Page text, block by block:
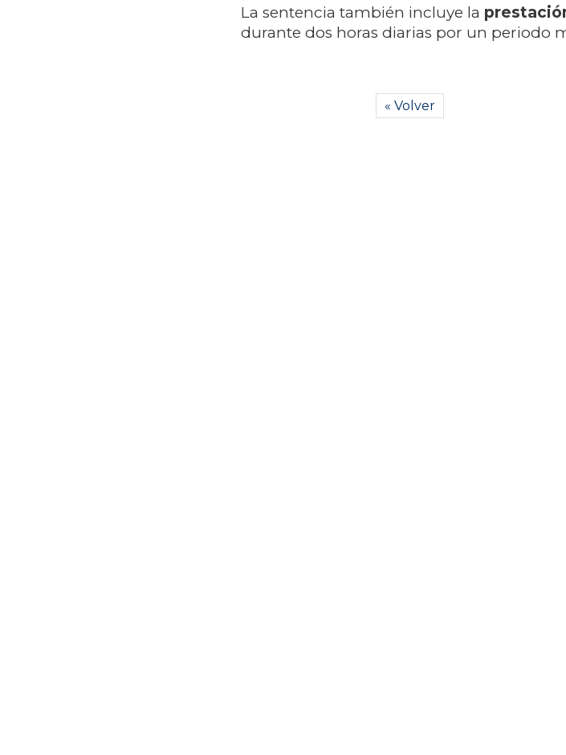
La sentencia también incluye la
durante dos horas diarias por un periodo
« Volver